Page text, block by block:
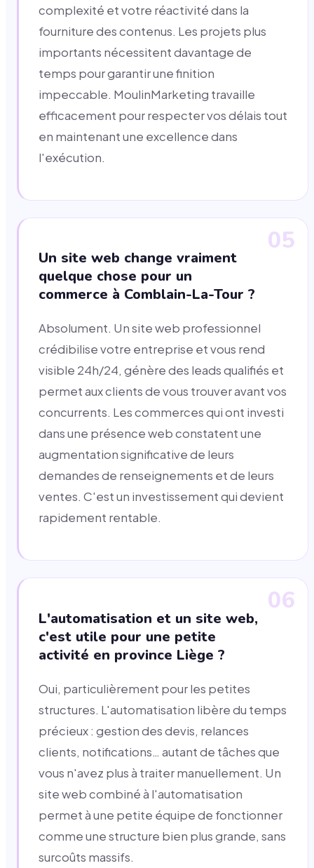
complexité et votre réactivité dans la
fourniture des contenus. Les projets plus
importants nécessitent davantage de
temps pour garantir une finition
impeccable. MoulinMarketing travaille
efficacement pour respecter vos délais tout
en maintenant une excellence dans
l'exécution.
05
Un site web change vraiment
quelque chose pour un
commerce à Comblain-La-Tour ?
Absolument. Un site web professionnel
crédibilise votre entreprise et vous rend
visible 24h/24, génère des leads qualifiés et
permet aux clients de vous trouver avant vos
concurrents. Les commerces qui ont investi
dans une présence web constatent une
augmentation significative de leurs
demandes de renseignements et de leurs
ventes. C'est un investissement qui devient
rapidement rentable.
06
L'automatisation et un site web,
c'est utile pour une petite
activité en province Liège ?
Oui, particulièrement pour les petites
structures. L'automatisation libère du temps
précieux : gestion des devis, relances
clients, notifications… autant de tâches que
vous n'avez plus à traiter manuellement. Un
site web combiné à l'automatisation
permet à une petite équipe de fonctionner
comme une structure bien plus grande, sans
surcoûts massifs.